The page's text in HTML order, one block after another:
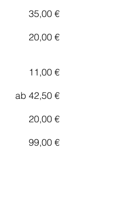
35,00 €
20,00 €
11,00 €
ab 42,50 €
20,00 €
99,00 €